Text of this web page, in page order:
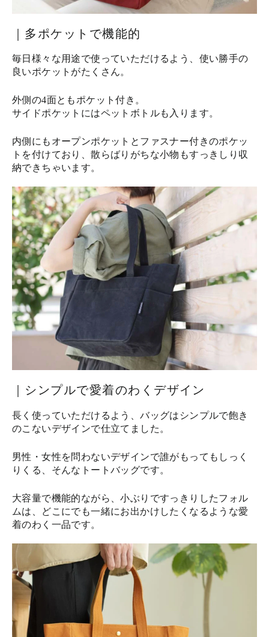
｜多ポケットで機能的
毎日様々な用途で使っていただけるよう、使い勝手の
良いポケットがたくさん。
外側の4面ともポケット付き。
サイドポケットにはペットボトルも入ります。
内側にもオープンポケットとファスナー付きのポケッ
トを付けており、散らばりがちな小物もすっきしり収
納できちゃいます。
｜シンプルで愛着のわくデザイン
長く使っていただけるよう、バッグはシンプルで飽き
のこないデザインで仕立てました。
男性・女性を問わないデザインで誰がもってもしっく
りくる、そんなトートバッグです。
大容量で機能的ながら、小ぶりですっきりしたフォル
ムは、どこにでも一緒にお出かけしたくなるような愛
着のわく一品です。